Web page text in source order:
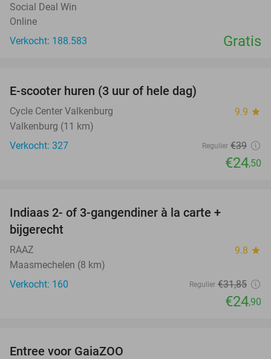
Social Deal Win
Online
Verkocht: 188.583
Gratis
E-scooter huren (3 uur of hele dag)
Cycle Center Valkenburg 9.9 star
Valkenburg (11 km)
Verkocht: 327
Regulier €39
€24,50
Indiaas 2- of 3-gangendiner à la carte +
bijgerecht
RAAZ 9.8 star
Maasmechelen (8 km)
Verkocht: 160
Regulier €31,85
€24,90
Entree voor GaiaZOO